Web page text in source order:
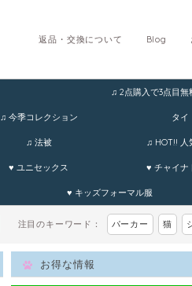
Blog
返品・交換について
♫ 今季コレクション
♫ 2点購入で3点目無
タイ
♫ 法被 ♫ HOT!! 人
♥ ユニセックス ♥ チャイナ
♥ キッズフォーマル服
注目のキーワード： パーカー 猫
お得な情報